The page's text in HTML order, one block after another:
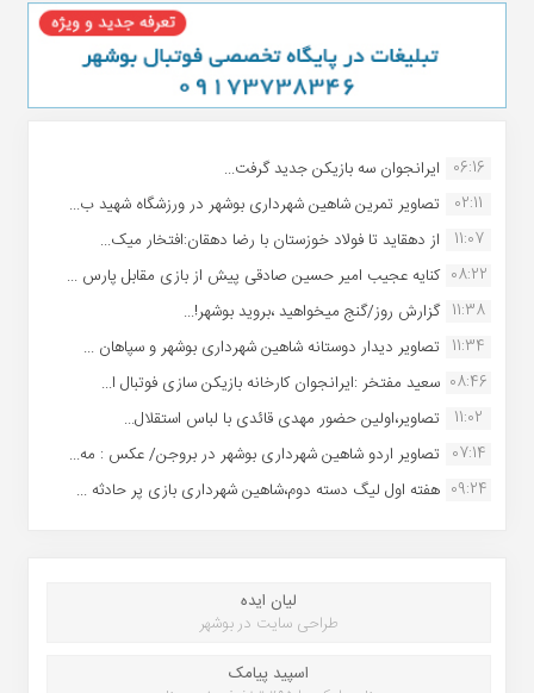
06:16 ایرانجوان سه بازیکن جدید گرفت...
02:11
تصاویر تمرین شاهین شهردارى بوشهر در ورزشگاه شهید ب...
11:07
از دهقاید تا فولاد خوزستان با رضا دهقان:افتخار میک...
08:22 کنایه عجیب امیر حسین صادقی پیش از بازی مقابل پارس ...
11:38 گزارش روز/گنج میخواهید ،بروید بوشهر!...
11:34 تصاویر دیدار دوستانه شاهین شهردارى بوشهر و سپاهان ...
08:46 سعید مفتخر :ایرانجوان کارخانه بازیکن سازی فوتبال ا...
11:02
تصاویر،اولین حضور مهدی قائدی با لباس استقلال...
07:14 تصاویر اردو شاهین شهرداری بوشهر در بروجن/ عکس : مه...
09:24 هفته اول لیگ دسته دوم،شاهین شهرداری بازی پر حادثه ...
لیان ایده
طراحی سایت در بوشهر
اسپید پیامک